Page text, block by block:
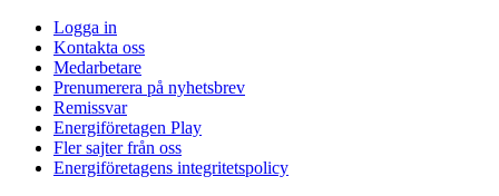
Logga in
Kontakta oss
Medarbetare
Prenumerera på nyhetsbrev
Remissvar
Energiföretagen Play
Fler sajter från oss
Energiföretagens integritetspolicy